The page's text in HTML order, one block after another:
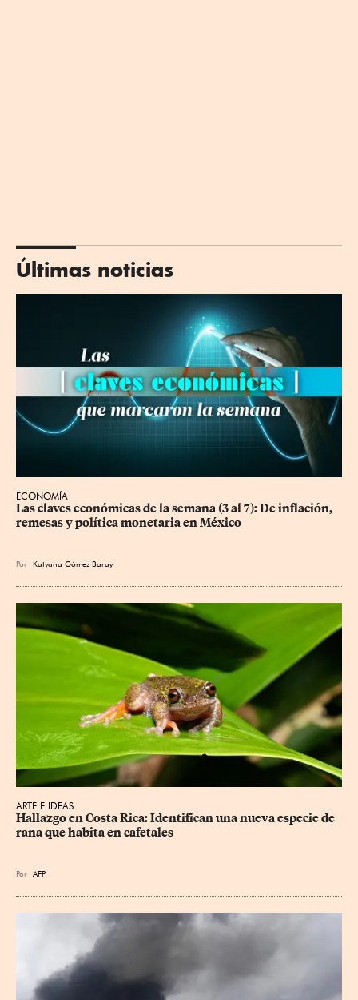
Últimas noticias
ECONOMÍA
Las claves económicas de la semana (3 al 7): De inflación,
remesas y política monetaria en México
Por Katyana Gómez Baray
ARTE E IDEAS
Hallazgo en Costa Rica: Identifican una nueva especie de
rana que habita en cafetales
Por AFP